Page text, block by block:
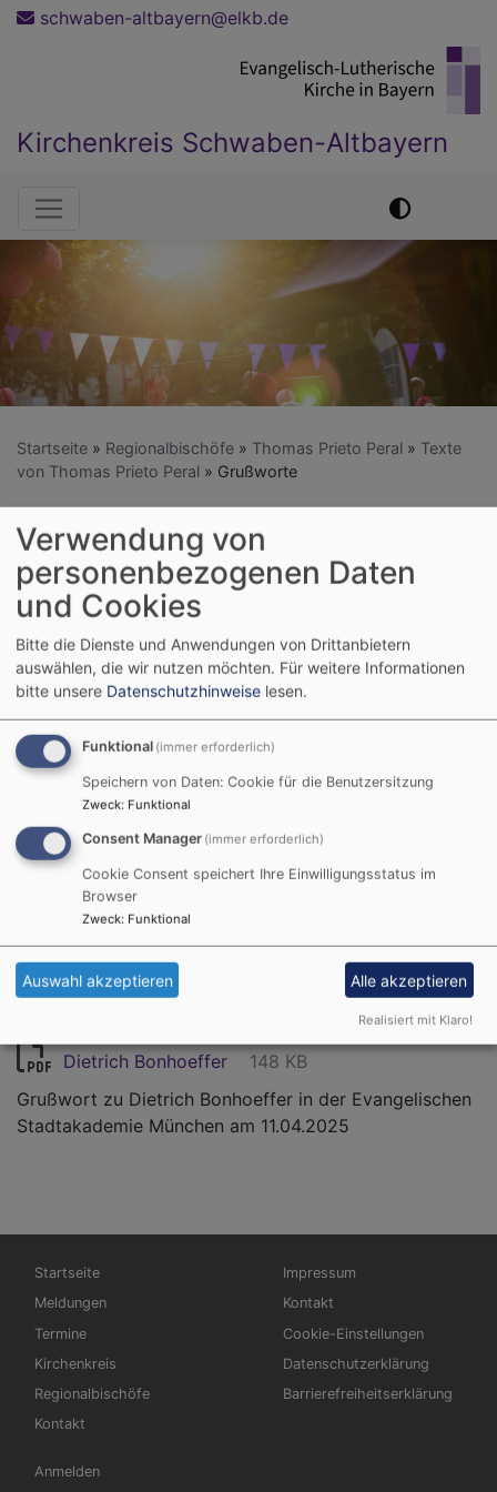
Direktschwaben-altbayern@elkb.de
Kirchenkreis Schwaben-Altbayern
Hauptnavigation
Startseite Regionalbischöfe Thomas Prieto Peral
Texte
von Thomas Prieto Peral
Grußworte
Grußworte
Jahresempfang 2026 der EJM
94.66 KB
Grußwort beim Jahresempfang 2026 der Evang.
Jugend München am 30.01.2026
Studierendengemeinde München
73.64 KB
Grußwort zum 50-jährigen Jubiläum der Evangelischen
gemeinsamen ESG-Gebäude Friedrichstraße
Dietrich Bonhoeffer
148 KB
Grußwort zu Dietrich Bonhoeffer in der Evangelischen
Stadtakademie München am 11.04.2025
Hauptnavigation
Startseite
Meldungen
Termine
Kirchenkreis
Regionalbischöfe
Kontakt
Fußbereichsmenü
Impressum
Kontakt
Cookie-Einstellungen
Datenschutzerklärung
Barrierefreiheitserklärung
Benutzermenü
Anmelden
Verwendung von
personenbezogenen Daten
und Cookies
Bitte die Dienste und Anwendungen von Drittanbietern
auswählen, die wir nutzen möchten. Für weitere Informationen
bitte unsere Datenschutzhinweise lesen.
Funktional (immer erforderlich)
Speichern von Daten: Cookie für die Benutzersitzung
Zweck: Funktional
Consent Manager (immer erforderlich)
Cookie Consent speichert Ihre Einwilligungsstatus im
Browser
Zweck: Funktional
Auswahl akzeptieren Alle akzeptieren
Realisiert mit Klaro!